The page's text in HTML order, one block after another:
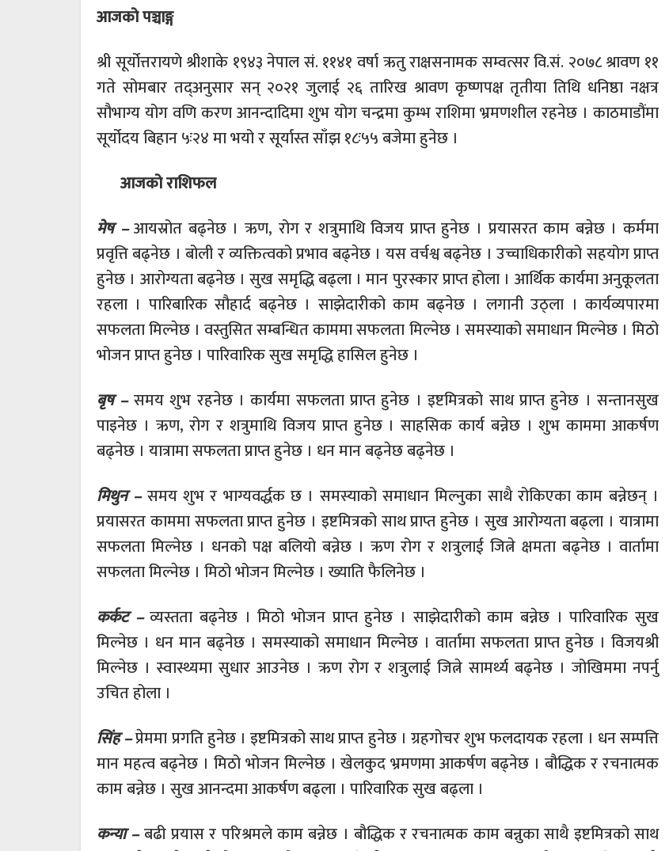
आजको पञ्चाङ्ग
श्री सूर्योत्तरायणे श्रीशाके १९४३ नेपाल सं. ११४१ वर्षा ऋतु राक्षसनामक सम्वत्सर वि.सं. २०७८ श्रावण ११
गते सोमबार तद्अनुसार सन् २०२१ जुलाई २६ तारिख श्रावण कृष्णपक्ष तृतीया तिथि धनिष्ठा नक्षत्र
सौभाग्य योग वणि करण आनन्दादिमा शुभ योग चन्द्रमा कुम्भ राशिमा भ्रमणशील रहनेछ । काठमाडौंमा
सूर्योदय बिहान ५ः२४ मा भयो र सूर्यास्त साँझ १८ः५५ बजेमा हुनेछ ।
आजको राशिफल
मेष –आयस्रोत बढ्नेछ । ऋण, रोग र शत्रुमाथि विजय प्राप्त हुनेछ । प्रयासरत काम बन्नेछ । कर्ममा
प्रवृत्ति बढ्नेछ । बोली र व्यक्तित्वको प्रभाव बढ्नेछ । यस वर्चश्व बढ्नेछ । उच्चाधिकारीको सहयोग प्राप्त
हुनेछ । आरोग्यता बढ्नेछ । सुख समृद्धि बढ्ला । मान पुरस्कार प्राप्त होला । आर्थिक कार्यमा अनुकूलता
रहला । पारिबारिक सौहार्द बढ्नेछ । साझेदारीको काम बढ्नेछ । लगानी उठ्ला । कार्यव्यपारमा
सफलता मिल्नेछ । वस्तुसित सम्बन्धित काममा सफलता मिल्नेछ । समस्याको समाधान मिल्नेछ । मिठो
भोजन प्राप्त हुनेछ । पारिवारिक सुख समृद्धि हासिल हुनेछ ।
बृष –समय शुभ रहनेछ । कार्यमा सफलता प्राप्त हुनेछ । इष्टमित्रको साथ प्राप्त हुनेछ । सन्तानसुख
पाइनेछ । ऋण, रोग र शत्रुमाथि विजय प्राप्त हुनेछ । साहसिक कार्य बन्नेछ । शुभ काममा आकर्षण
बढ्नेछ । यात्रामा सफलता प्राप्त हुनेछ । धन मान बढ्नेछ बढ्नेछ ।
मिथुन –समय शुभ र भाग्यवर्द्धक छ । समस्याको समाधान मिल्नुका साथै रोकिएका काम बन्नेछन् ।
प्रयासरत काममा सफलता प्राप्त हुनेछ । इष्टमित्रको साथ प्राप्त हुनेछ । सुख आरोग्यता बढ्ला । यात्रामा
सफलता मिल्नेछ । धनको पक्ष बलियो बन्नेछ । ऋण रोग र शत्रुलाई जित्ने क्षमता बढ्नेछ । वार्तामा
सफलता मिल्नेछ । मिठो भोजन मिल्नेछ । ख्याति फैलिनेछ ।
कर्कट –व्यस्तता बढ्नेछ । मिठो भोजन प्राप्त हुनेछ । साझेदारीको काम बन्नेछ । पारिवारिक सुख
मिल्नेछ । धन मान बढ्नेछ । समस्याको समाधान मिल्नेछ । वार्तामा सफलता प्राप्त हुनेछ । विजयश्री
मिल्नेछ । स्वास्थ्यमा सुधार आउनेछ । ऋण रोग र शत्रुलाई जित्ने सामर्थ्य बढ्नेछ । जोखिममा नपर्नु
उचित होला ।
सिंह –प्रेममा प्रगति हुनेछ । इष्टमित्रको साथ प्राप्त हुनेछ । ग्रहगोचर शुभ फलदायक रहला । धन सम्पत्ति
मान महत्व बढ्नेछ । मिठो भोजन मिल्नेछ । खेलकुद भ्रमणमा आकर्षण बढ्नेछ । बौद्धिक र रचनात्मक
काम बन्नेछ । सुख आनन्दमा आकर्षण बढ्ला । पारिवारिक सुख बढ्ला ।
कन्या –बढी प्रयास र परिश्रमले काम बन्नेछ । बौद्धिक र रचनात्मक काम बन्नुका साथै इष्टमित्रको साथ